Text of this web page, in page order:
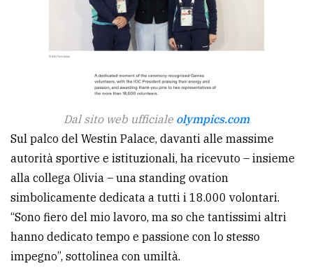
Dal sito web ufficiale olympics.com
Sul palco del Westin Palace, davanti alle massime
autorità sportive e istituzionali, ha ricevuto – insieme
alla collega Olivia – una standing ovation
simbolicamente dedicata a tutti i 18.000 volontari.
“Sono fiero del mio lavoro, ma so che tantissimi altri
hanno dedicato tempo e passione con lo stesso
impegno”, sottolinea con umiltà.